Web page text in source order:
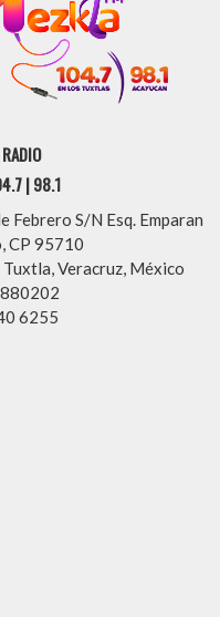
| 98.1
Febrero S/N Esq. Emparan
CP 95710
Tuxtla, Veracruz, México
6255